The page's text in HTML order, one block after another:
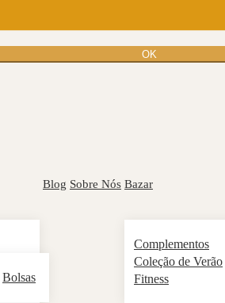
Bolsas
Blog Sobre Nós Bazar
Complementos
Coleção de Verão
Fitness
OK